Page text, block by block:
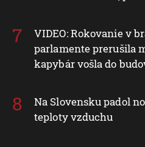
VIDEO: Rokovanie v
parlamente prerušila
kapybár vošla do
Na Slovensku padol
teploty vzduchu